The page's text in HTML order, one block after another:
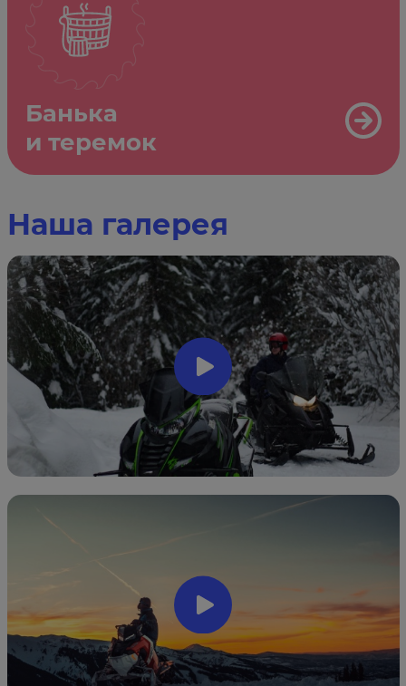
Банька
и теремок
Наша галерея